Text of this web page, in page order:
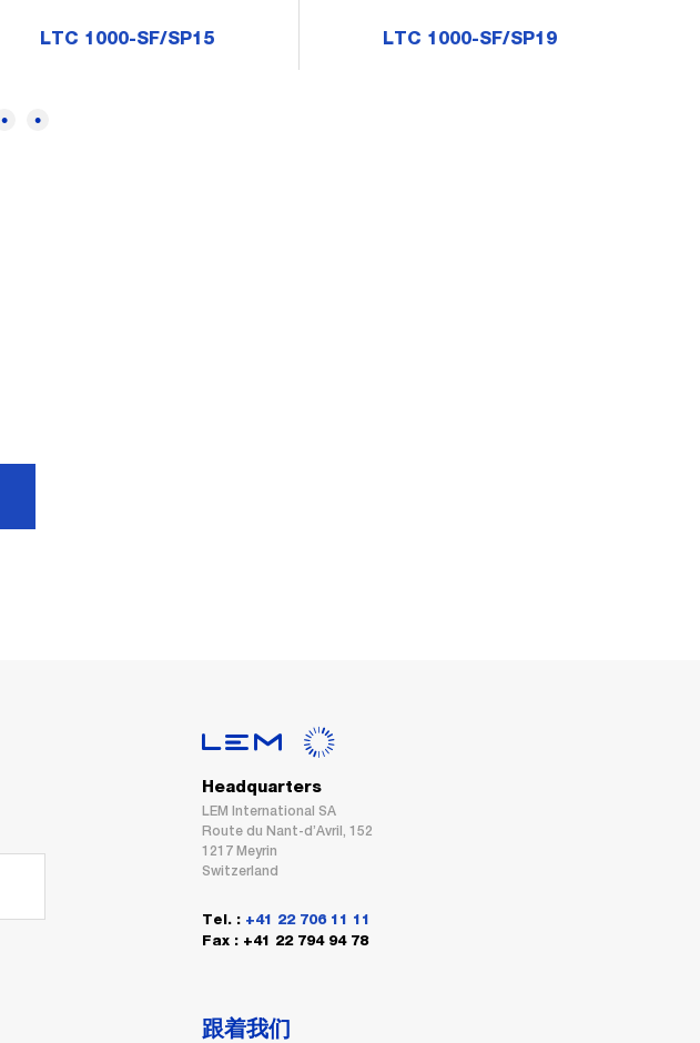
LTC 1000-SF/SP15 LTC 1000-SF/SP19
Headquarters
LEM International SA
Route du Nant-d’Avril, 152
1217 Meyrin
Switzerland
Tel. : +41 22 706 11 11
Fax : +41 22 794 94 78
跟着我们